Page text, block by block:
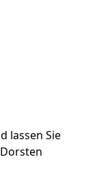
lassen Sie